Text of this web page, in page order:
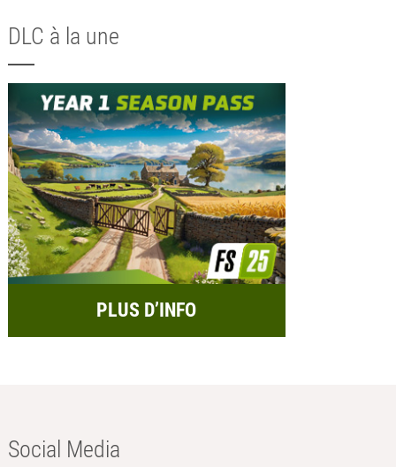
DLC à la une
PLUS D’INFO
Social Media